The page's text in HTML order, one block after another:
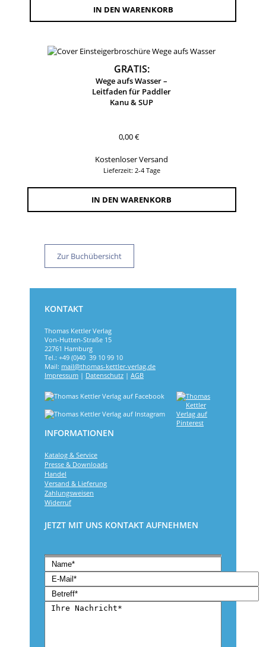
IN DEN WARENKORB
GRATIS:
Wege aufs Wasser –
Leitfaden für Paddler
Kanu & SUP
0,00€
Kostenloser Versand
Lieferzeit: 2-4 Tage
IN DEN WARENKORB
Zur Buchübersicht
KONTAKT
Thomas Kettler Verlag
Von-Hutten-Straße 15
22761 Hamburg
Tel.: +49 (0)40 39 10 99 10
Mail: mail@thomas-kettler-verlag.de
Impressum | Datenschutz | AGB
INFORMATIONEN
Katalog & Service
Presse & Downloads
Handel
Versand & Lieferung
Zahlungsweisen
Widerruf
JETZT MIT UNS KONTAKT AUFNEHMEN